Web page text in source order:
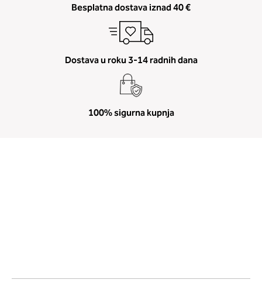
Besplatna dostava iznad 40 €
Dostava u roku 3-14 radnih dana
100% sigurna kupnja